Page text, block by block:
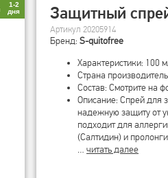
1-2
дня
Защитный
Артикул 20205914
Бренд: S-quitofree
Характеристики: 100
Страна
Состав: Смотрите на
Описание: Спрей для
надежную защиту от
подходит для
(Салтидин) и
… читать далее